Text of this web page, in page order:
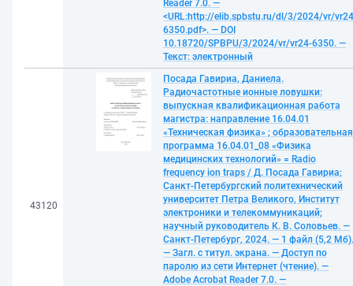
Reader 7.0. —
<URL:http://elib.spbstu.ru/dl/3/2024/vr/
6350.pdf>. — DOI
10.18720/SPBPU/3/2024/vr/vr24-6350. —
Текст: электронный
43120
Посада Гавириа, Даниела.
Радиочастотные ионные ловушки:
выпускная квалификационная работа
магистра: направление 16.04.01
«Техническая физика» ; образовательная
программа 16.04.01_08 «Физика
медицинских технологий» = Radio
frequency ion traps / Д. Посада Гавириа;
Санкт-Петербургский политехнический
университет Петра Великого, Институт
электроники и телекоммуникаций;
научный руководитель К. В. Соловьев. —
Санкт-Петербург, 2024. — 1 файл (5,2 Мб).
— Загл. с титул. экрана. — Доступ по
паролю из сети Интернет (чтение). —
Adobe Acrobat Reader 7.0. —